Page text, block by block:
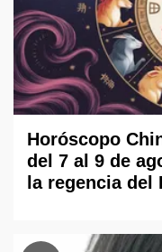
Horóscopo
del 7 al 9 de
la regencia del